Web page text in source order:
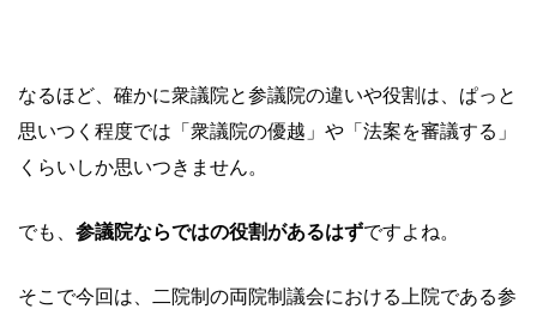
なるほど、確かに衆議院と参議院の違いや役割は、ぱっと
思いつく程度では「衆議院の優越」や「法案を審議する」
くらいしか思いつきません。
でも、 参議院ならではの役割があるはずですよね。
そこで今回は、二院制の両院制議会における上院である参